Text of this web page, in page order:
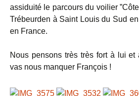
assiduité le parcours du voilier
Trébeurden à Saint Louis du Sud
en France.
Nous pensons très très fort à lui et
vas nous manquer François !